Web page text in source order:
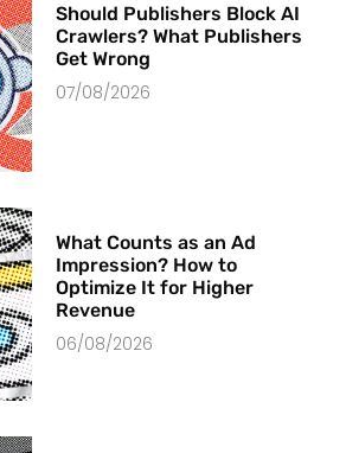
Should Publishers Block AI
Crawlers? What Publishers
Get Wrong
07/08/2026
What Counts as an Ad
Impression? How to
Optimize It for Higher
Revenue
06/08/2026